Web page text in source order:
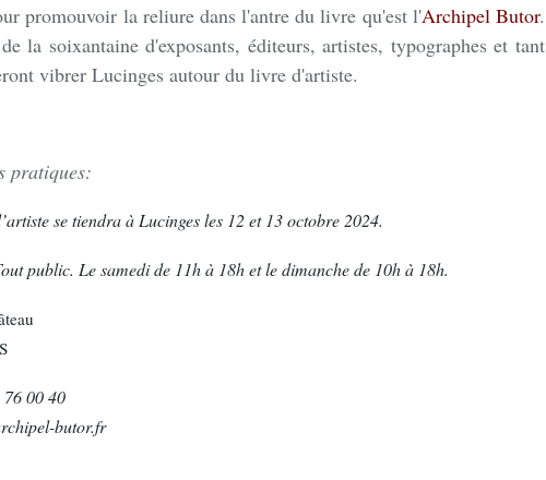
promouvoir la reliure dans l'antre du livre qu'est l'Archipel Butor.
la soixantaine d'exposants, éditeurs, artistes, typographes et tant
vibrer Lucinges autour du livre d'artiste.
pratiques:
se tiendra à Lucinges les 12 et 13 octobre 2024.
public. Le samedi de 11h à 18h et le dimanche de 10h à 18h.
00 40
butor.fr